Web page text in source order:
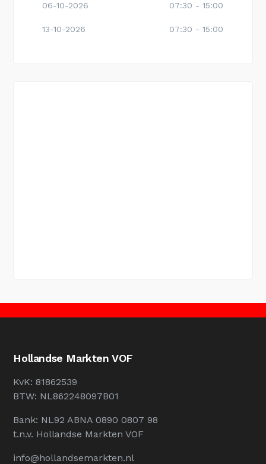
06-10-2026 07:30 - 15:00
13-10-2026 07:30 - 15:00
Hollandse Markten VOF
KvK: 81862539
BTW: NL862248097B01
Bank: NL92 ABNA 0890 0807 98
t.n.v. Hollandse Markten VOF
info@hollandsemarkten.nl